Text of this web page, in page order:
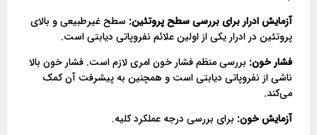
آزمایش ادرار برای بررسی سطح پروتئین: سطح غیرطبیعی و بالای
پروتئین در ادرار یکی از اولین علائم نفروپاتی دیابتی است.
فشار خون: بررسی منظم فشار خون امری لازم است. فشار خون بالا
ناشی از نفروپاتی دیابتی است و همچنین به پیشرفت آن کمک
می‌کند.
آزمایش خون: برای بررسی درجه عملکرد کلیه.